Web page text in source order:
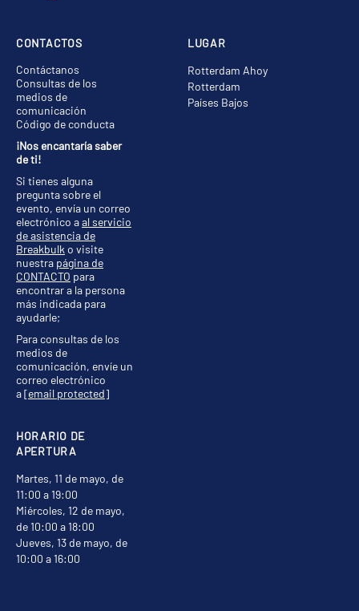
LUGAR
Rotterdam Ahoy
Rotterdam
Países Bajos
HORARIO DE
APERTURA
Martes, 11 de mayo, de
11:00 a 19:00
Miércoles, 12 de mayo,
de 10:00 a 18:00
Jueves, 13 de mayo, de
10:00 a 16:00
CONTACTOS
Contáctanos
Consultas de los
medios de
comunicación
Código de conducta
¡Nos encantaría saber
de ti!
Si tienes alguna
pregunta sobre el
evento, envía un correo
electrónico aal servicio
de asistencia de
Breakbulk o visite
nuestra página de
CONTACTO para
encontrar a la persona
más indicada para
ayudarle;
Para consultas de los
medios de
comunicación, envíe un
correo electrónico
a[email protected]